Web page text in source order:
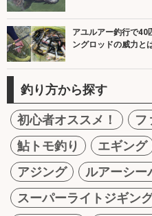
アユルアー釣行で40
ングロッドの威力と
釣り方から探す
初心者オススメ！
フ
鮎トモ釣り
エギング
アジング
ルアーシー
スーパーライトジギン